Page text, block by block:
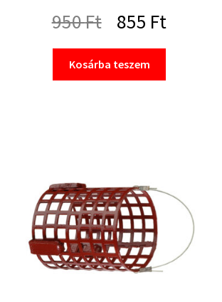
950Ft
Original
price
was:
855 FtCurrent
Kosárba teszem